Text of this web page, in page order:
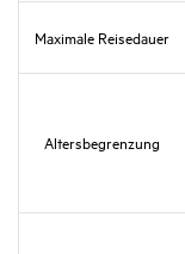
Maxi­male Reise­dauer
Alters­be­gren­zung